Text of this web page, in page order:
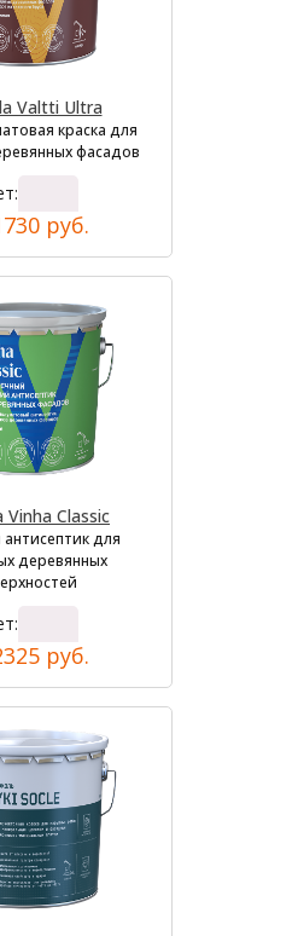
Valtti Ultra
краска для
фасадов
руб.
Vinha Classic
для
деревянных
руб.